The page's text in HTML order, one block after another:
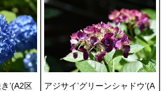
’(A2区
アジサイ’グリーンシャドウ’(A